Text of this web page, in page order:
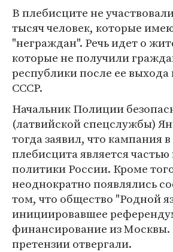
В плебисците не
тысяч человек, которые
"неграждан". Речь идет о
которые не получили
республики после ее выхода
СССР.
Начальник Полиции
(латвийской спецслужбы)
тогда заявил, что кампания
плебисцита является
политики России. Кроме
неоднократно появлялись
том, что общество "Родной
инициировавшее
финансирование из
претензии отвергали.